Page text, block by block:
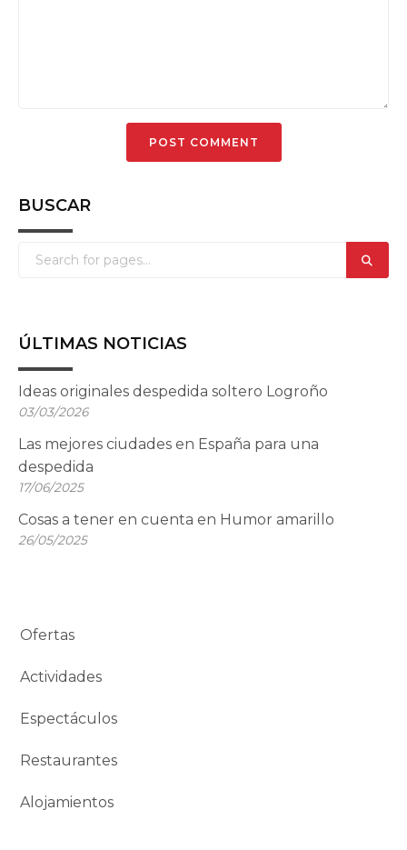
BUSCAR
ÚLTIMAS NOTICIAS
Ideas originales despedida soltero Logroño
03/03/2026
Las mejores ciudades en España para una
despedida
17/06/2025
Cosas a tener en cuenta en Humor amarillo
26/05/2025
Ofertas
Actividades
Espectáculos
Restaurantes
Alojamientos